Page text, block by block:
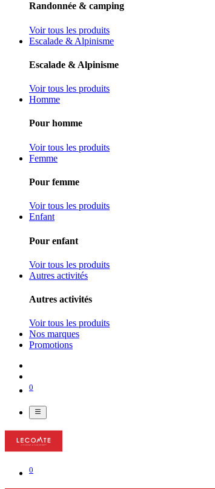
Randonnée & camping
Voir tous les produits
Escalade & Alpinisme
Escalade & Alpinisme
Voir tous les produits
Homme
Pour homme
Voir tous les produits
Femme
Pour femme
Voir tous les produits
Enfant
Pour enfant
Voir tous les produits
Autres activités
Autres activités
Voir tous les produits
Nos marques
Promotions
0
0